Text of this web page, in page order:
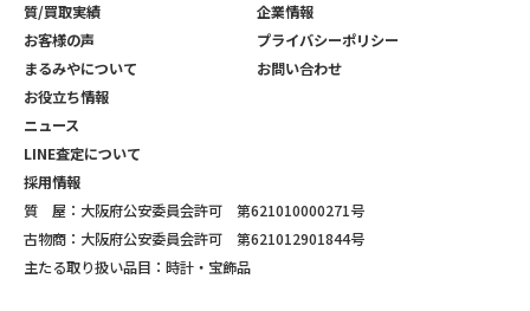
質/買取実績
お客様の声
まるみやについて
お役立ち情報
ニュース
LINE査定について
採用情報
企業情報
プライバシーポリシー
お問い合わせ
質 屋：大阪府公安委員会許可 第621010000271号
古物商：大阪府公安委員会許可 第621012901844号
主たる取り扱い品目：時計・宝飾品